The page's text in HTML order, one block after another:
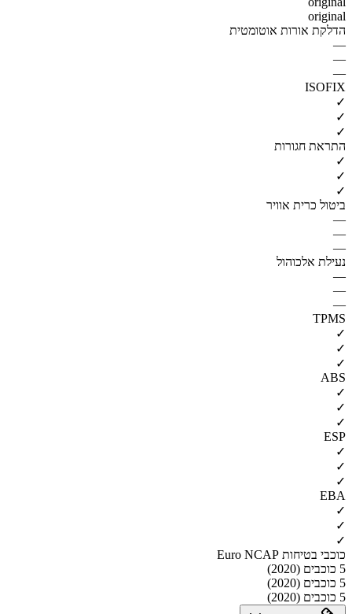
original
הדלקת אורות אוטומטית
—
—
—
ISOFIX
✓
✓
✓
התראת חגורות
✓
✓
✓
ביטול כרית אוויר
—
—
—
נעילת אלכוהול
—
—
—
TPMS
✓
✓
✓
ABS
✓
✓
✓
ESP
✓
✓
✓
EBA
✓
✓
✓
כוכבי בטיחות Euro NCAP
5 כוכבים (2020)
5 כוכבים (2020)
5 כוכבים (2020)